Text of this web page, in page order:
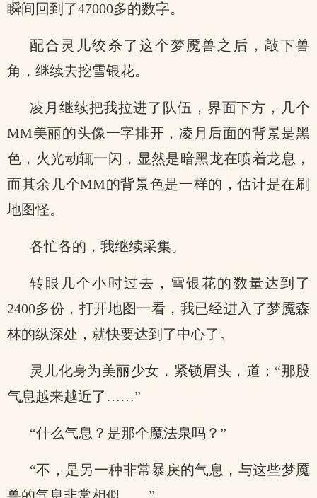
瞬间回到了47000多的数字。
配合灵儿绞杀了这个梦魇兽之后，敲下兽
角，继续去挖雪银花。
凌月继续把我拉进了队伍，界面下方，几个
MM美丽的头像一字排开，凌月后面的背景是黑
色，火光动辄一闪，显然是暗黑龙在喷着龙息，
而其余几个MM的背景色是一样的，估计是在刷
地图怪。
各忙各的，我继续采集。
转眼几个小时过去，雪银花的数量达到了
2400多份，打开地图一看，我已经进入了梦魇森
林的纵深处，就快要达到了中心了。
灵儿化身为美丽少女，紧锁眉头，道：“那股
气息越来越近了……”
“什么气息？是那个魔法泉吗？”
“不，是另一种非常暴戾的气息，与这些梦魇